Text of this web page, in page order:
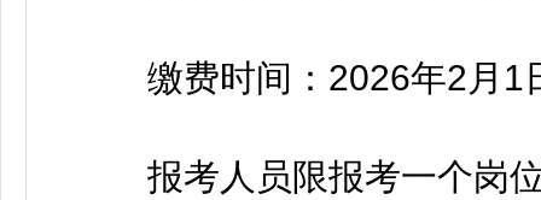
缴费时间：2026年2月1
报考人员限报考一个岗位